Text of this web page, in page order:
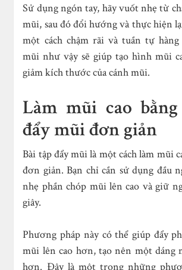
Sử dụng ngón tay, hãy vuốt nhẹ từ
mũi, sau đó đổi hướng và thực hiện
một cách chậm rãi và tuần tự hàng
mũi như vậy sẽ giúp tạo hình mũi
giảm kích thước của cánh mũi.
Làm mũi cao
đẩy mũi đơn giản
Bài tập đẩy mũi là một cách làm mũi
đơn giản. Bạn chỉ cần sử dụng đầu
nhẹ phần chóp mũi lên cao và giữ
giây.
Phương pháp này có thể giúp đẩy
mũi lên cao hơn, tạo nên một dáng
hơn. Đây là một trong những